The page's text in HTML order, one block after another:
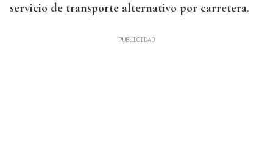
servicio de transporte alternativo por carretera.